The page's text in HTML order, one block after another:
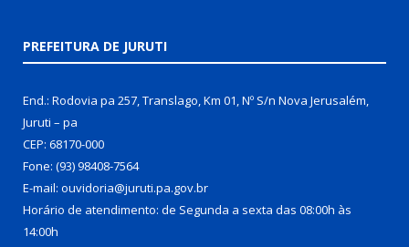
PREFEITURA DE JURUTI
End.: Rodovia pa 257, Translago, Km 01, Nº S/n Nova Jerusalém,
Juruti – pa
CEP: 68170-000
Fone: (93) 98408-7564
E-mail: ouvidoria@juruti.pa.gov.br
Horário de atendimento: de Segunda a sexta das 08:00h às
14:00h